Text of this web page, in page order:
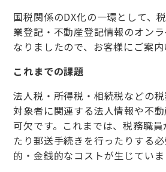
国税関係のDX化の一環として、
業登記・不動産登記情報のオン
なりましたので、お客様にご案内
これまでの課題
法人税・所得税・相続税などの
対象者に関連する法人情報や不
可欠です。これまでは、税務職
たり郵送手続きを行ったりする
的・金銭的なコストが生じていま